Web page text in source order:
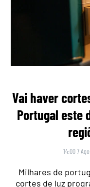
Vai haver
Portugal este
14:00 7
Milhares de
cortes de luz